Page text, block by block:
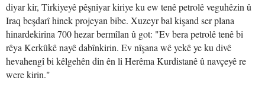
diyar kir, Tirkiyeyê pêşniyar kiriye ku ew tenê petrolê veguhêzin û
Iraq beşdarî hinek projeyan bibe. Xuzeyr bal kişand ser plana
hinardekirina 700 hezar bermîlan û got: "Ev bera petrolê tenê bi
rêya Kerkûkê nayê dabînkirin. Ev nîşana wê yekê ye ku divê
hevahengî bi kêlgehên din ên li Herêma Kurdistanê û navçeyê re
were kirin."